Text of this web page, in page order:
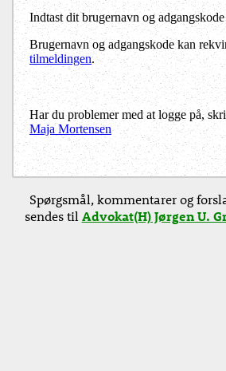
Indtast dit brugernavn og
Brugernavn og adgangskode kan
tilmeldingen.
Har du problemer med at logge på,
Maja Mortensen
Spørgsmål, kommentarer og
sendes tilAdvokat(H) Jørgen U.